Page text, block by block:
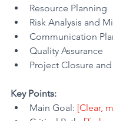
Resource Planning
Risk Analysis and
Communication
Quality Assurance
Project Closure
Key Points:
Main Goal: [Clear,